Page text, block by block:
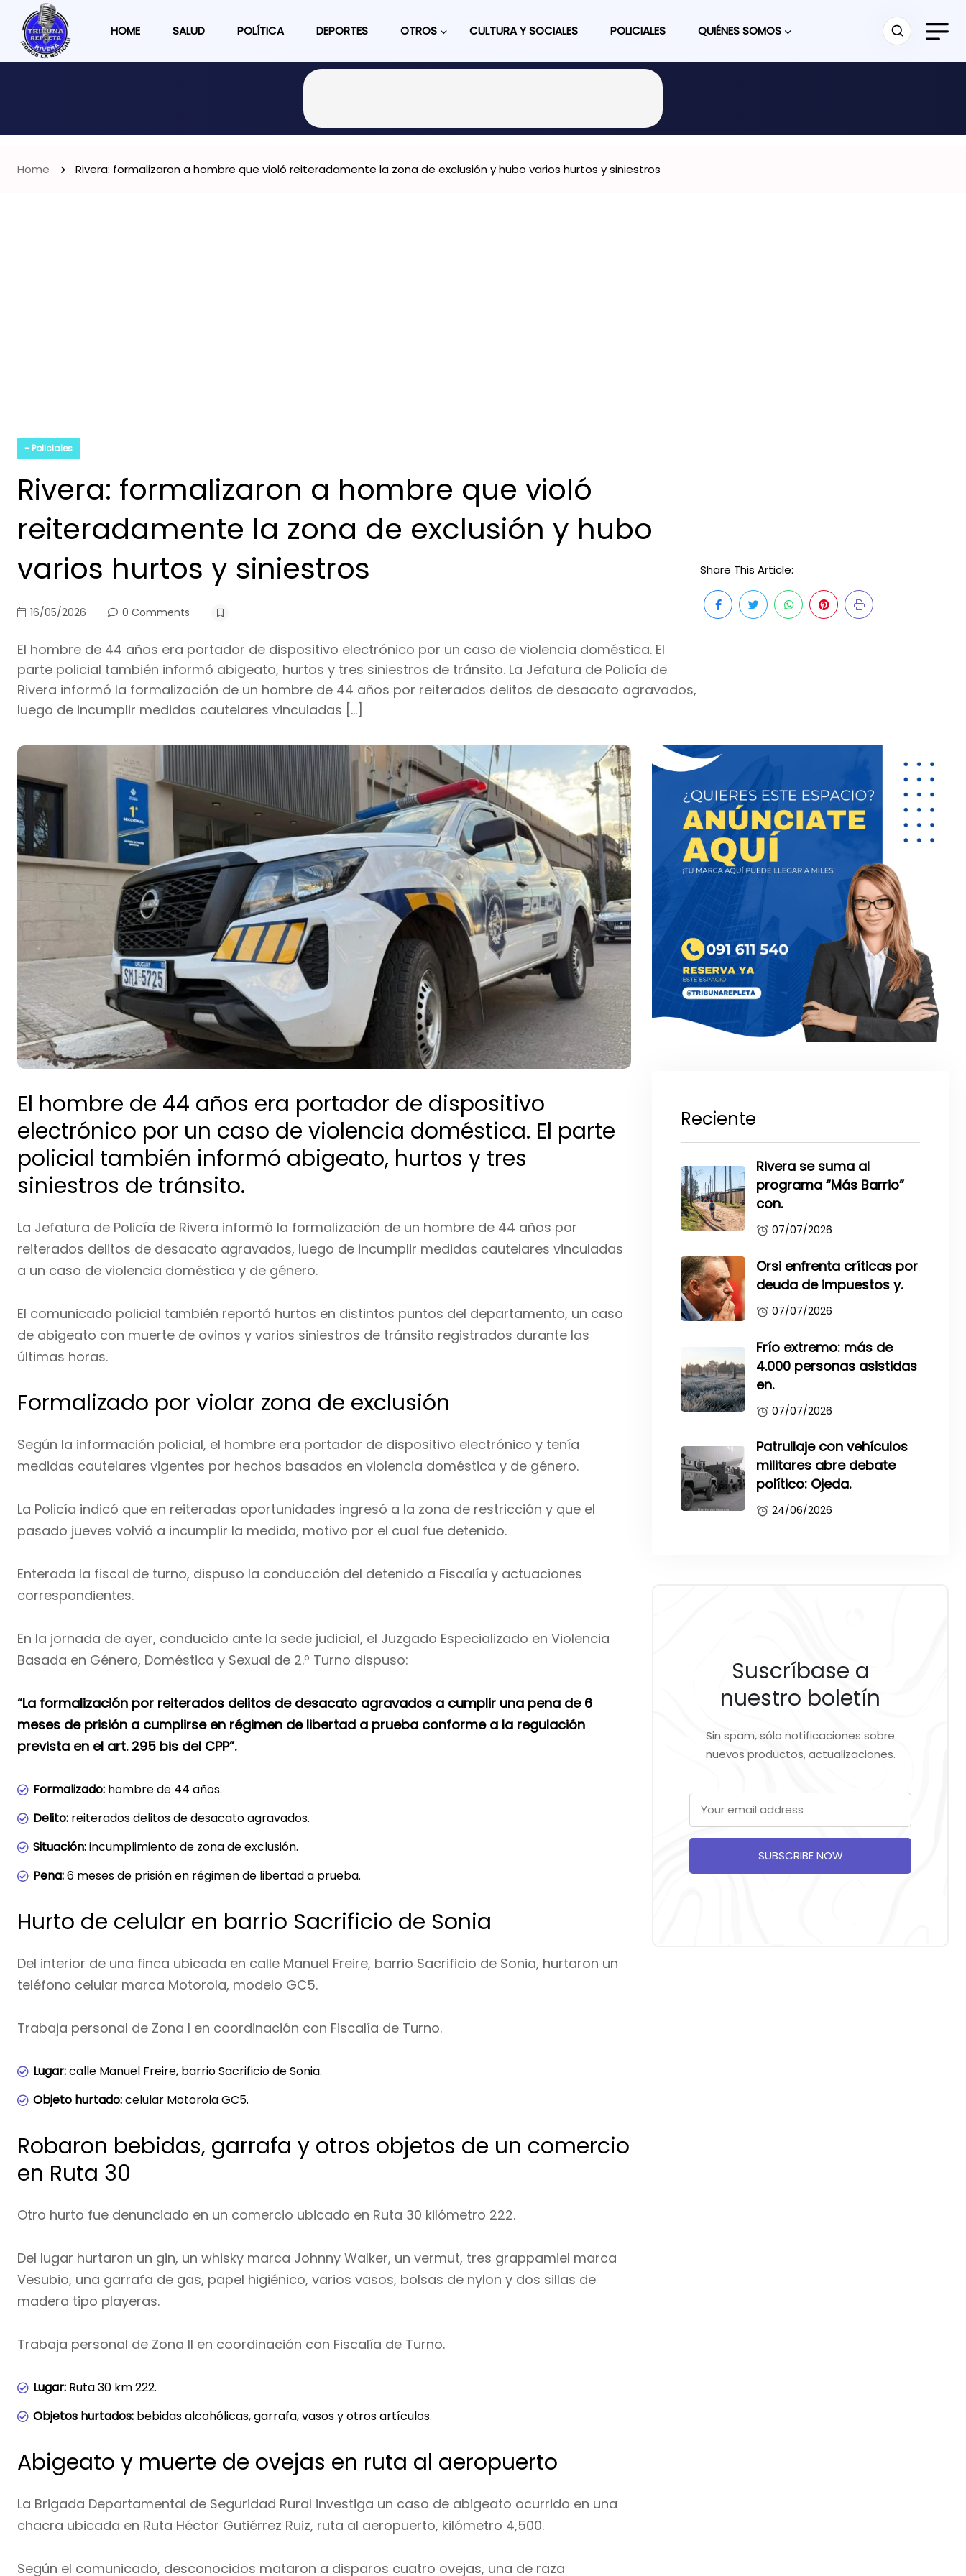
HOME SALUD POLÍTICA DEPORTES OTROS CULTURA Y SOCIALES POLICIALES QUIÉNES SOMOS
Home Rivera: formalizaron a hombre que violó reiteradamente la zona de exclusión y hubo varios hurtos y siniestros
- Policiales
Rivera: formalizaron a hombre que violó
reiteradamente la zona de exclusión y hubo
varios hurtos y siniestros
16/05/2026 0 Comments
El hombre de 44 años era portador de dispositivo electrónico por un caso de violencia doméstica. El
parte policial también informó abigeato, hurtos y tres siniestros de tránsito. La Jefatura de Policía de
Rivera informó la formalización de un hombre de 44 años por reiterados delitos de desacato agravados,
luego de incumplir medidas cautelares vinculadas […]
Share This Article:
El hombre de 44 años era portador de dispositivo
electrónico por un caso de violencia doméstica. El parte
policial también informó abigeato, hurtos y tres
siniestros de tránsito.
La Jefatura de Policía de Rivera informó la formalización de un hombre de 44 años por
reiterados delitos de desacato agravados, luego de incumplir medidas cautelares vinculadas
a un caso de violencia doméstica y de género.
El comunicado policial también reportó hurtos en distintos puntos del departamento, un caso
de abigeato con muerte de ovinos y varios siniestros de tránsito registrados durante las
últimas horas.
Formalizado por violar zona de exclusión
Según la información policial, el hombre era portador de dispositivo electrónico y tenía
medidas cautelares vigentes por hechos basados en violencia doméstica y de género.
La Policía indicó que en reiteradas oportunidades ingresó a la zona de restricción y que el
pasado jueves volvió a incumplir la medida, motivo por el cual fue detenido.
Enterada la fiscal de turno, dispuso la conducción del detenido a Fiscalía y actuaciones
correspondientes.
En la jornada de ayer, conducido ante la sede judicial, el Juzgado Especializado en Violencia
Basada en Género, Doméstica y Sexual de 2.º Turno dispuso:
“La formalización por reiterados delitos de desacato agravados a cumplir una pena de 6
meses de prisión a cumplirse en régimen de libertad a prueba conforme a la regulación
prevista en el art. 295 bis del CPP”.
Formalizado: hombre de 44 años.
Delito: reiterados delitos de desacato agravados.
Situación:incumplimiento de zona de exclusión.
Pena:6 meses de prisión en régimen de libertad a prueba.
Hurto de celular en barrio Sacrificio de Sonia
Del interior de una finca ubicada en calle Manuel Freire, barrio Sacrificio de Sonia, hurtaron un
teléfono celular marca Motorola, modelo GC5.
Trabaja personal de Zona I en coordinación con Fiscalía de Turno.
Lugar:calle Manuel Freire, barrio Sacrificio de Sonia.
Objeto hurtado:celular Motorola GC5.
Robaron bebidas, garrafa y otros objetos de un comercio
en Ruta 30
Otro hurto fue denunciado en un comercio ubicado en Ruta 30 kilómetro 222.
Del lugar hurtaron un gin, un whisky marca Johnny Walker, un vermut, tres grappamiel marca
Vesubio, una garrafa de gas, papel higiénico, varios vasos, bolsas de nylon y dos sillas de
madera tipo playeras.
Trabaja personal de Zona II en coordinación con Fiscalía de Turno.
Lugar: Ruta 30 km 222.
Objetos hurtados: bebidas alcohólicas, garrafa, vasos y otros artículos.
Abigeato y muerte de ovejas en ruta al aeropuerto
La Brigada Departamental de Seguridad Rural investiga un caso de abigeato ocurrido en una
chacra ubicada en Ruta Héctor Gutiérrez Ruiz, ruta al aeropuerto, kilómetro 4,500.
Según el comunicado, desconocidos mataron a disparos cuatro ovejas, una de raza
Reciente
Rivera se suma al
programa “Más Barrio”
con.
07/07/2026
Orsi enfrenta críticas por
deuda de impuestos y.
07/07/2026
Frío extremo: más de
4.000 personas asistidas
en.
07/07/2026
Patrullaje con vehículos
militares abre debate
político: Ojeda.
24/06/2026
Suscríbase a
nuestro boletín
Sin spam, sólo notificaciones sobre
nuevos productos, actualizaciones.
SUBSCRIBE NOW